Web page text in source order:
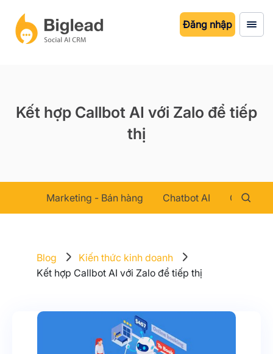
Đăng nhập
Kết hợp Callbot AI với Zalo để tiếp
thị
Marketing - Bán hàng Chatbot AI Chăm
Blog
Kiến thức kinh doanh
Kết hợp Callbot AI với Zalo để tiếp thị